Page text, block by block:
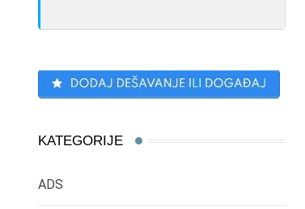
KATEGORIJE
ADS